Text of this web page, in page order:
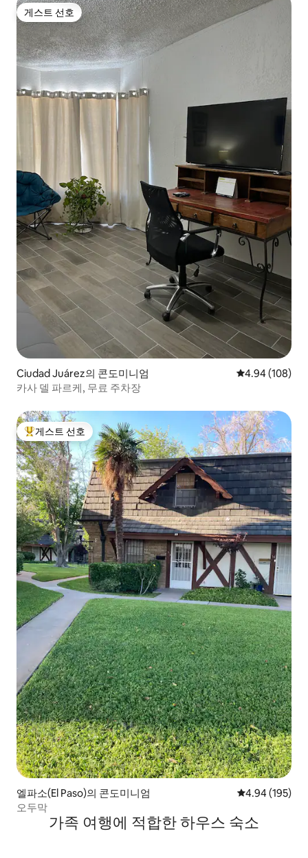
게스트 선호
게스트 선호
Ciudad Juárez의 콘도미니엄 평점 4.94점(5
4.94 (108)
카사 델 파르케, 무료 주차장
상위 게스트 선호
게스트 선호
엘파소(El Paso)의 콘도미니엄 평점 4.94점(5
4.94 (195)
오두막
가족 여행에 적합한 하우스 숙소